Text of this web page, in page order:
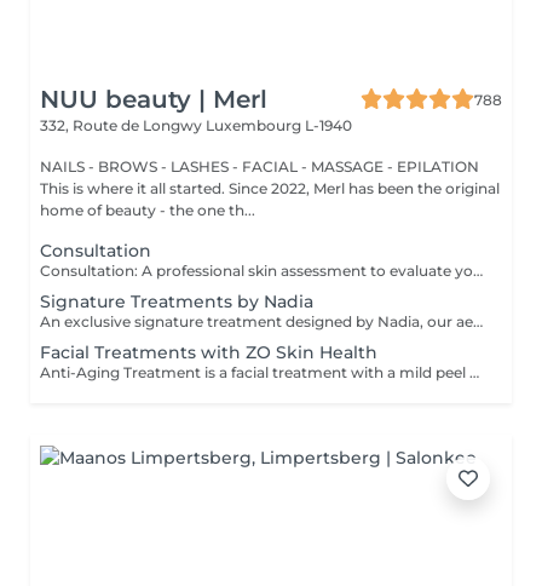
NUU beauty | Merl
788
332, Route de Longwy Luxembourg L-1940
NAILS - BROWS - LASHES - FACIAL - MASSAGE - EPILATION
This is where it all started. Since 2022, Merl has been the original
home of beauty - the one th...
Consultation
Consultation: A professional skin assessment to evaluate your skin condition, discuss your concerns, and recommend the most suitable treatments and home care routine. Consultation&First Procedure: A professional skin assessment to evaluate your skin condition, discuss your concerns, and recommend the most suitable treatments and home care routine. Followed by a customised treatment designed to address your skin's immediate needs. The price will depend on the type of procedure.
Signature Treatments by Nadia
An exclusive signature treatment designed by Nadia, our aesthetician, for the delicate eye and neck area. It delivers intensive hydration and improves skin elasticity, helping to restore firmness, smoothness, and a visibly refreshed appearance. The treatment helps reduce the appearance of fine lines, provides a gentle brightening effect around the eyes, and creates a natural lifting result for a more rested and youthful look. Another combination is eye- and neck-intensive hydration with a full facial treatment. This combination is ideal for clients seeking full-face care and an instantly refreshed, healthy look.
Facial Treatments with ZO Skin Health
Anti-Aging Treatment is a facial treatment with a mild peel designed to restore hydration, smooth dry, rough texture, soften lines and strengthen skin to prevent future aging and skin damage. Redness Treatment is a facial treatment with a mild peel designed to calm skin and minimize symptoms associated with red, sensitized skin, including rosacea. Ultra Hydration Treatment is a facial treatment with a mild peel designed to soothe skin and restore hydration in dry, dehydrated skin. Skin Brightening Treatment is a facial treatment with a mild peel designed to target mild discoloration and restore a more even skin tone. Acne + Oil Control Treatment is a facial treatment with a mild peel to decongest pores, absorb excess surface oil, target blemishes and prevent future breakouts. Enzyme Facial Treatment is a gentle, effective facial treatment with enzymatic exfoliation to revive dull skin, replenish hydration, soothe skin and restore healthy skin barrier to strengthen skin. Stimulator Peel is the perfect lunchtime peel, gentle enough for all skin types. An effective blend of AHAs provide immediately healthier, glowing skin with no downtime. Added antioxidants and anti-irritants neutralize free radicals and calm the skin.